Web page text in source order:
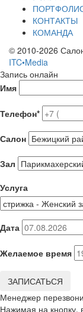
КОНТАКТЫ
КОМАНДА
© 2010-2026
ITC•Media
Запись онлайн
Имя
Телефон*
Салон
Зал
Услуга
Дата
Желаемое время
ЗАПИСАТЬСЯ
Менеджер
Нажимая на кнопку,